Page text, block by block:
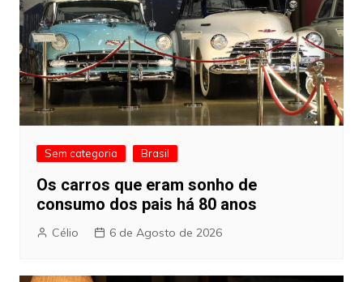
Sem categoria Brasil
Os carros que eram sonho de
consumo dos pais há 80 anos
Célio 6 de Agosto de 2026